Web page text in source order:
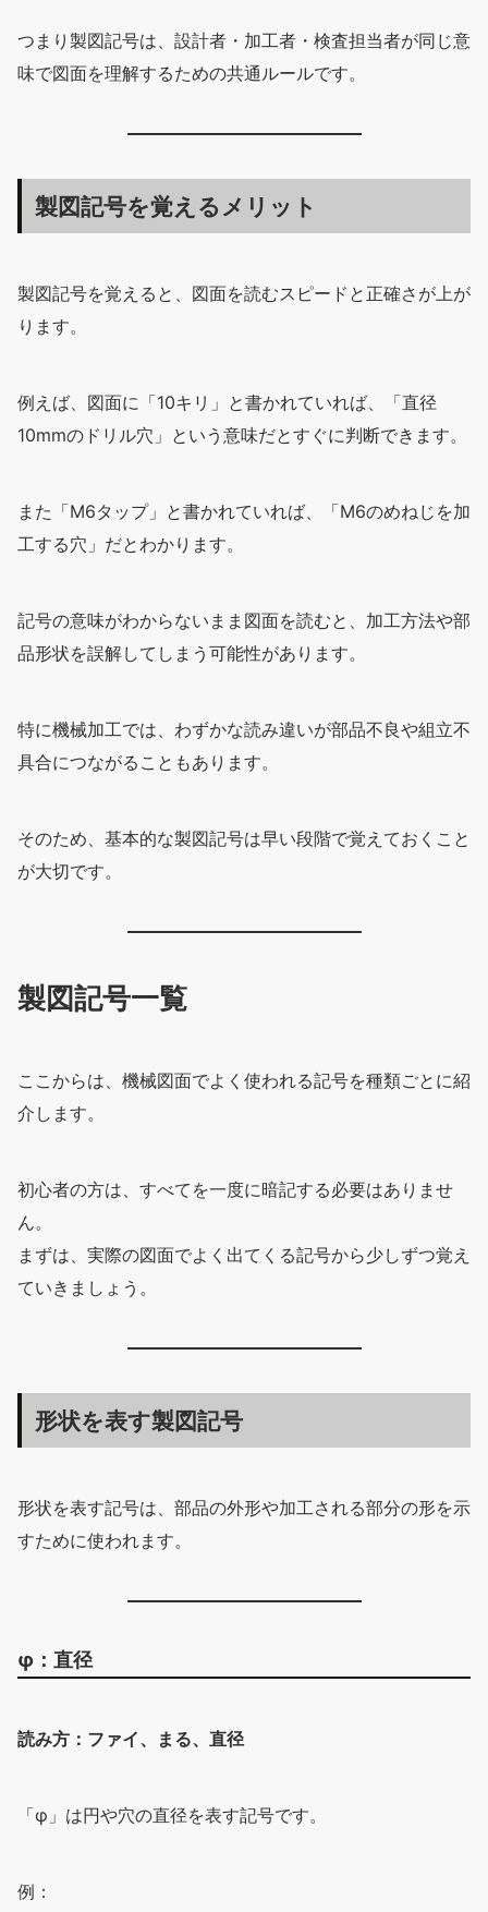
つまり製図記号は、設計者・加工者・検査担当者が同じ意
味で図面を理解するための共通ルールです。
製図記号を覚えるメリット
製図記号を覚えると、図面を読むスピードと正確さが上が
ります。
例えば、図面に「10キリ」と書かれていれば、「直径
10mmのドリル穴」という意味だとすぐに判断できます。
また「M6タップ」と書かれていれば、「M6のめねじを加
工する穴」だとわかります。
記号の意味がわからないまま図面を読むと、加工方法や部
品形状を誤解してしまう可能性があります。
特に機械加工では、わずかな読み違いが部品不良や組立不
具合につながることもあります。
そのため、基本的な製図記号は早い段階で覚えておくこと
が大切です。
製図記号一覧
ここからは、機械図面でよく使われる記号を種類ごとに紹
介します。
初心者の方は、すべてを一度に暗記する必要はありませ
ん。
まずは、実際の図面でよく出てくる記号から少しずつ覚え
ていきましょう。
形状を表す製図記号
形状を表す記号は、部品の外形や加工される部分の形を示
すために使われます。
φ：直径
読み方：ファイ、まる、直径
「φ」は円や穴の直径を表す記号です。
例：